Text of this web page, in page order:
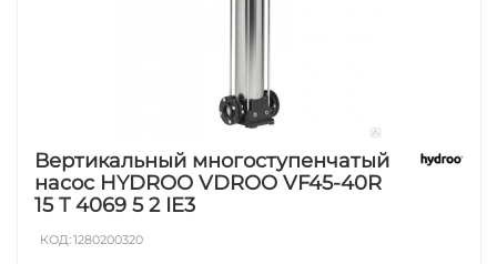
Вертикальный многоступенчатый
насос HYDROO VDROO VF45-40R
15 T 4069 5 2 IE3
КОД:1280200320